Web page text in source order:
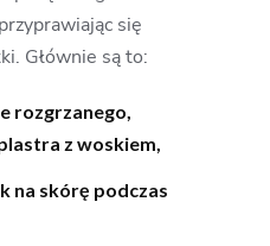
się
Głównie są to:
rozgrzanego,
z woskiem,
na skórę podczas